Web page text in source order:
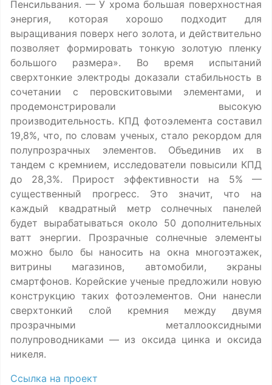
Пенсильвания. — У хрома большая поверхностная
энергия, которая хорошо подходит для
выращивания поверх него золота, и действительно
позволяет формировать тонкую золотую пленку
большого размера». Во время испытаний
сверхтонкие электроды доказали стабильность в
сочетании с перовскитовыми элементами, и
продемонстрировали высокую
производительность. КПД фотоэлемента составил
19,8%, что, по словам ученых, стало рекордом для
полупрозрачных элементов. Объединив их в
тандем с кремнием, исследователи повысили КПД
до 28,3%. Прирост эффективности на 5% —
существенный прогресс. Это значит, что на
каждый квадратный метр солнечных панелей
будет вырабатываться около 50 дополнительных
ватт энергии. Прозрачные солнечные элементы
можно было бы наносить на окна многоэтажек,
витрины магазинов, автомобили, экраны
смартфонов. Корейские ученые предложили новую
конструкцию таких фотоэлементов. Они нанесли
сверхтонкий слой кремния между двумя
прозрачными металлооксидными
полупроводниками — из оксида цинка и оксида
никеля.
Ссылка на проект